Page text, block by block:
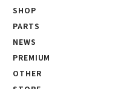
SHOP
PARTS
NEWS
PREMIUM
OTHER